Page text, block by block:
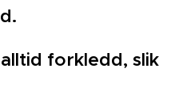
forkledd, slik